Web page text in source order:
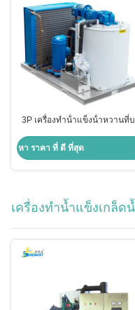
3P เครื่องทําน้ําแข็งน้ําหวานที่บด
หา ราคา ที่ ดี ที่สุด
เครื่องทำน้ำแข็งเกล็ด